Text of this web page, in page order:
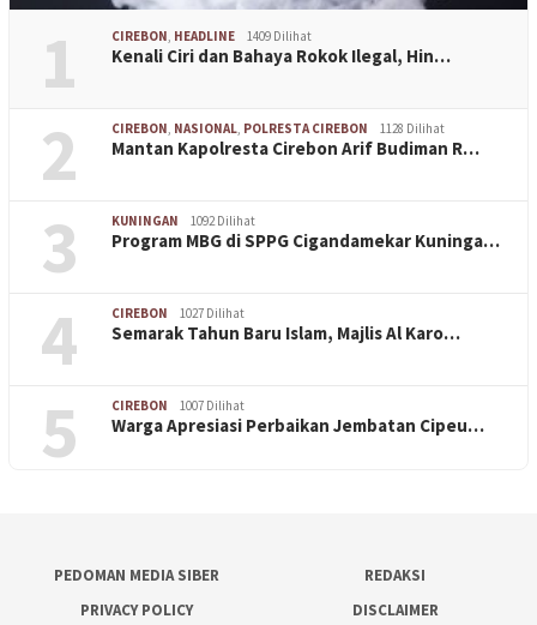
1 CIREBON HEADLINE 1409 Dilihat
Kenali Ciri dan Bahaya Rokok Ilegal, Hin…
2 CIREBON NASIONAL POLRESTA CIREBON 1128 Dilihat
Mantan Kapolresta Cirebon Arif Budiman R…
3 KUNINGAN 1092 Dilihat
Program MBG di SPPG Cigandamekar Kuninga…
4 CIREBON 1027 Dilihat
Semarak Tahun Baru Islam, Majlis Al Karo…
5 CIREBON 1007 Dilihat
Warga Apresiasi Perbaikan Jembatan Cipeu…
PEDOMAN MEDIA SIBER
REDAKSI
PRIVACY POLICY
DISCLAIMER